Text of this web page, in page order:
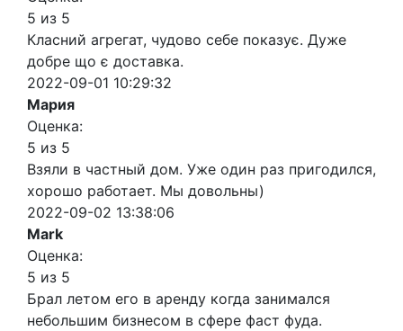
5 из 5
Класний агрегат, чудово себе показує. Дуже
добре що є доставка.
2022-09-01 10:29:32
Мария
Оценка:
5 из 5
Взяли в частный дом. Уже один раз пригодился,
хорошо работает. Мы довольны)
2022-09-02 13:38:06
Mark
Оценка:
5 из 5
Брал летом его в аренду когда занимался
небольшим бизнесом в сфере фаст фуда.